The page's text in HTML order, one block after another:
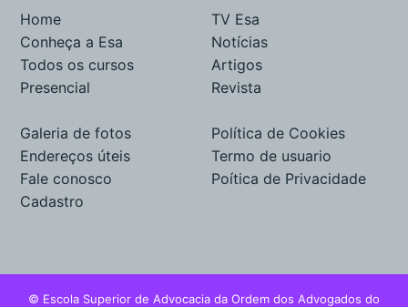
Home
Conheça a Esa
Todos os cursos
Presencial
TV Esa
Notícias
Artigos
Revista
Galeria de fotos
Endereços úteis
Fale conosco
Cadastro
Política de Cookies
Termo de usuario
Poítica de Privacidade
© Escola Superior de Advocacia da Ordem dos Advogados do